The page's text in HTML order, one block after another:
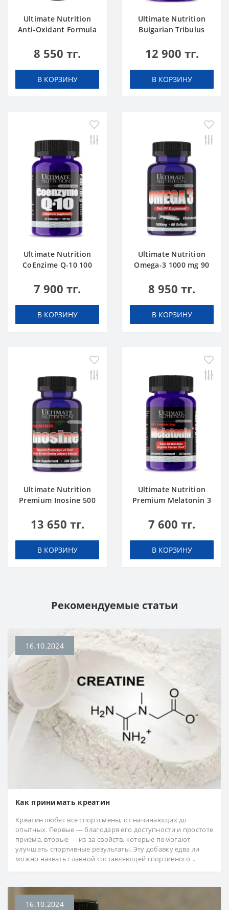
Ultimate Nutrition
Anti-Oxidant Formula
8 550 тг.
В КОРЗИНУ
Ultimate Nutrition
Bulgarian Tribulus
12 900 тг.
В КОРЗИНУ
Ultimate Nutrition
CoEnzime Q-10 100
7 900 тг.
В КОРЗИНУ
Ultimate Nutrition
Omega-3 1000 mg 90
8 950 тг.
В КОРЗИНУ
Ultimate Nutrition
Premium Inosine 500
13 650 тг.
В КОРЗИНУ
Ultimate Nutrition
Premium Melatonin 3
7 600 тг.
В КОРЗИНУ
Рекомендуемые статьи
16.10.2024
Как принимать креатин
Креатин любят все спортсмены, от начинающих до
опытных. Первые — благодаря его доступности и простоте
приема, вторые — из-за свойств, которые помогают
улучшать спортивные результаты. Эту добавку едва ли
можно назвать главной составляющей спортивного ..
16.10.2024